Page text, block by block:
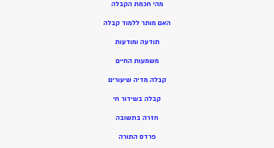
מהי חכמת הקבלה
האם מותר ללמוד קבלה
תודעה ומודעות
משמעות החיים
קבלה מדיה שיעורים
קבלה בשידור חי
חזרה בתשובה
פרדס התורה